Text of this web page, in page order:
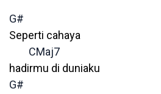
G#
Seperti cahaya
CMaj7
hadirmu di duniaku
G#